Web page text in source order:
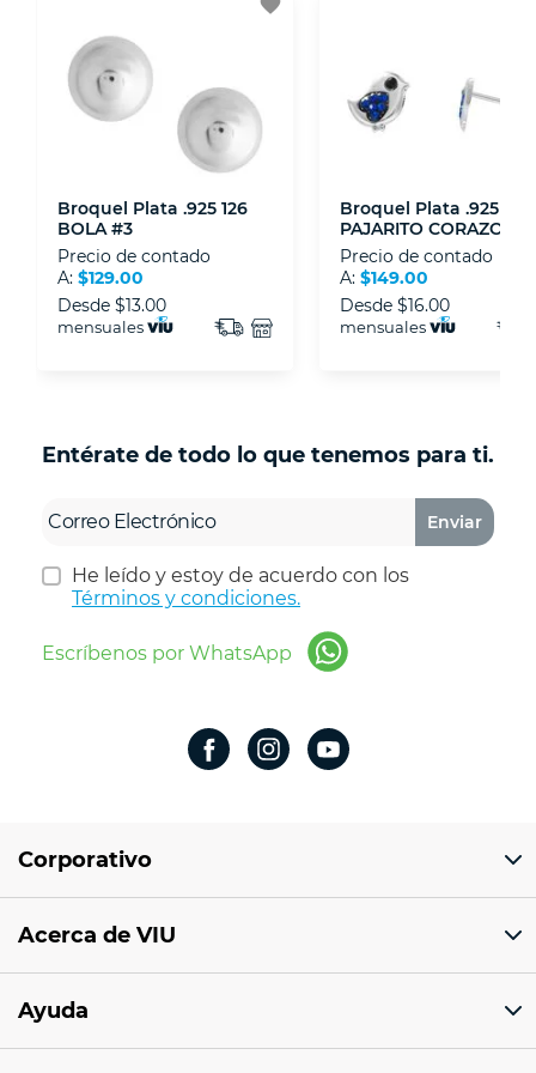
- Sello de confianza correspondiente,
disposiciones legales y Códigos de Ética de la
Asociación Mexicana de Internet (AIMX).
- Nos encontramos en la lista de socios Activos
de la Asociación de Internet.MX.
Broquel Plata .925 126
BOLA #3
Precio de contado
A: $129.00
Desde $13.00
mensuales
Broquel Plata .925
PAJARITO CORAZON
Precio de contado
A: $149.00
Desde $16.00
mensuales
Entérate de todo lo que tenemos para ti.
Enviar
He leído y estoy de acuerdo con los
Términos y condiciones.
Escríbenos por WhatsApp
Corporativo
Av 18 de marzo # 309. Colonia la Nogalera.
México
Acerca de VIU
Sucursales
Ayuda